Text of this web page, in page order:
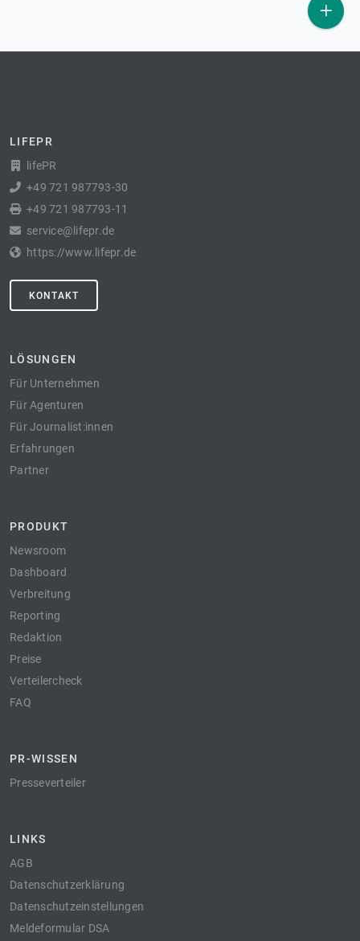
LIFEPR
lifePR
+49 721 987793-30
+49 721 987793-11
service@lifepr.de
https://www.lifepr.de
KONTAKT
LÖSUNGEN
Für Unternehmen
Für Agenturen
Für Journalist:innen
Erfahrungen
Partner
PRODUKT
Newsroom
Dashboard
Verbreitung
Reporting
Redaktion
Preise
Verteilercheck
FAQ
PR-WISSEN
Presseverteiler
LINKS
AGB
Datenschutzerklärung
Datenschutzeinstellungen
Meldeformular DSA